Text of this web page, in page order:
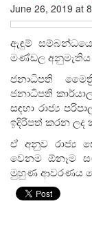
June 26, 2019 at
ඇඳුම්
මණ්ඩල අනුමැතිය
ජනාධිපති
ජනාධිපති
සඳහා රාජ්‍ය
ඉදිරිපත් කරන ලද
ඒ අනුව රාජ්‍ය
වෙනම ඕනෑම
මුහුණ ආවරණය